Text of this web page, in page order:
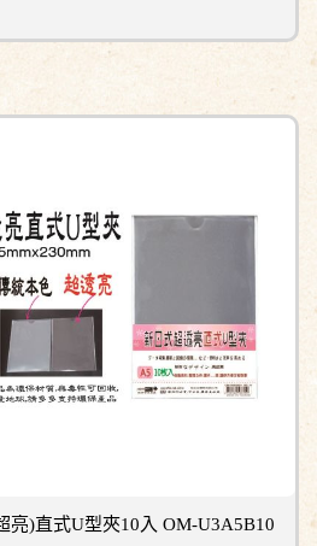
亮)直式U型夾10入 OM-U3A5B10